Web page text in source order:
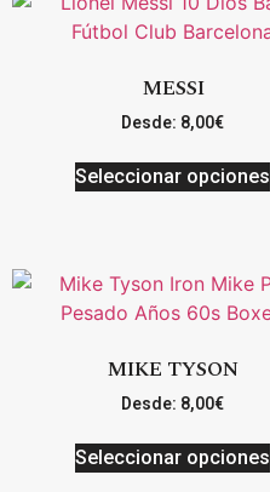
MESSI
Desde: 8,00€
Seleccionar opciones
MIKE TYSON
Desde: 8,00€
Seleccionar opciones